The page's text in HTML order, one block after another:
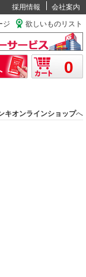
採用情報
会社案内
ジ 欲しいものリスト
0
キオンラインショップへ